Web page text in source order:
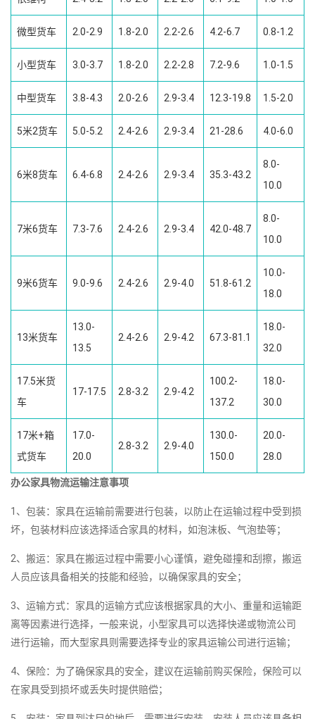
微型货车 2.0-2.9 1.8-2.0 2.2-2.6 4.2-6.7 0.8-1.2
小型货车 3.0-3.7 1.8-2.0 2.2-2.8 7.2-9.6 1.0-1.5
中型货车 3.8-4.3 2.0-2.6 2.9-3.4 12.3-19.8 1.5-2.0
5米2货车 5.0-5.2 2.4-2.6 2.9-3.4 21-28.6 4.0-6.0
6米8货车 6.4-6.8 2.4-2.6 2.9-3.4 35.3-43.2
8.0-
10.0
7米6货车 7.3-7.6 2.4-2.6 2.9-3.4 42.0-48.7
8.0-
10.0
9米6货车 9.0-9.6 2.4-2.6 2.9-4.0 51.8-61.2
10.0-
18.0
13米货车
13.0-
13.5
2.4-2.6 2.9-4.2 67.3-81.1
18.0-
32.0
17.5米货
车
17-17.5 2.8-3.2 2.9-4.2
100.2-
137.2
18.0-
30.0
17米+箱
式货车
17.0-
20.0
2.8-3.2 2.9-4.0
130.0-
150.0
20.0-
28.0
办公家具物流运输注意事项
1、包装：家具在运输前需要进行包装，以防止在运输过程中受到损
坏，包装材料应该选择适合家具的材料，如泡沫板、气泡垫等；
2、搬运：家具在搬运过程中需要小心谨慎，避免碰撞和刮擦，搬运
人员应该具备相关的技能和经验，以确保家具的安全；
3、运输方式：家具的运输方式应该根据家具的大小、重量和运输距
离等因素进行选择，一般来说，小型家具可以选择快递或物流公司
进行运输，而大型家具则需要选择专业的家具运输公司进行运输；
4、保险：为了确保家具的安全，建议在运输前购买保险，保险可以
在家具受到损坏或丢失时提供赔偿；